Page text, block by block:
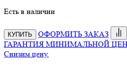
Есть в наличии
КУПИТЬ
ОФОРМИТЬ ЗАКАЗ
ГАРАНТИЯ МИНИМАЛЬНОЙ
Снизим цену.